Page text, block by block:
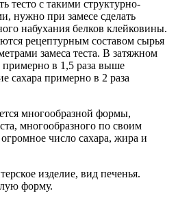
тесто с такими структурно-
нужно при замесе сделать
набухания белков клейковины.
рецептурным составом сырья
замеса теста. В затяжном
примерно в 1,5 раза выше
сахара примерно в 2 раза
многообразной формы,
многообразного по своим
число сахара, жира и
изделие, вид печенья.
форму.